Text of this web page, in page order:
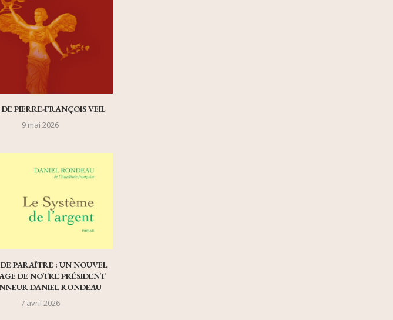
DE PIERRE-FRANÇOIS VEIL
9 mai 2026
PARAÎTRE : UN NOUVEL
DE NOTRE PRÉSIDENT
DANIEL RONDEAU
7 avril 2026